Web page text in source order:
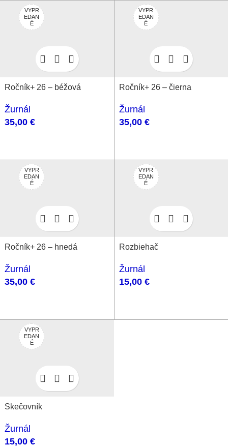
VYPR
EDAN
É
Ročník+ 26 – béžová
Žurnál
35,00 €
VYPR
EDAN
É
Ročník+ 26 – čierna
Žurnál
35,00 €
VYPR
EDAN
É
Ročník+ 26 – hnedá
Žurnál
35,00 €
VYPR
EDAN
É
Rozbiehač
Žurnál
15,00 €
VYPR
EDAN
É
Skečovník
Žurnál
15,00 €